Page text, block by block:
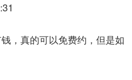
，真的可以免费约，但是如